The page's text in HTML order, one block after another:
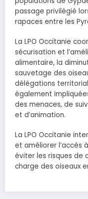
passage privilégié
rapaces entre les
La LPO Occitanie
sécurisation et
alimentaire, la
sauvetage des
délégations
également
des menaces, de
et d’animation.
La LPO Occitanie
et améliorer l’accès
éviter les risques de
charge des oiseaux